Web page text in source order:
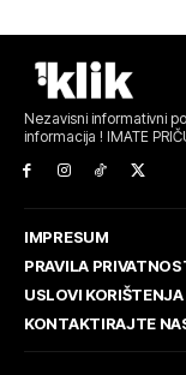
Nezavisni informativni
informacija ! IMATE
IMPRESUM
PRAVILA
USLOVI KORIŠTENJA
KONTAKTIRAJTE